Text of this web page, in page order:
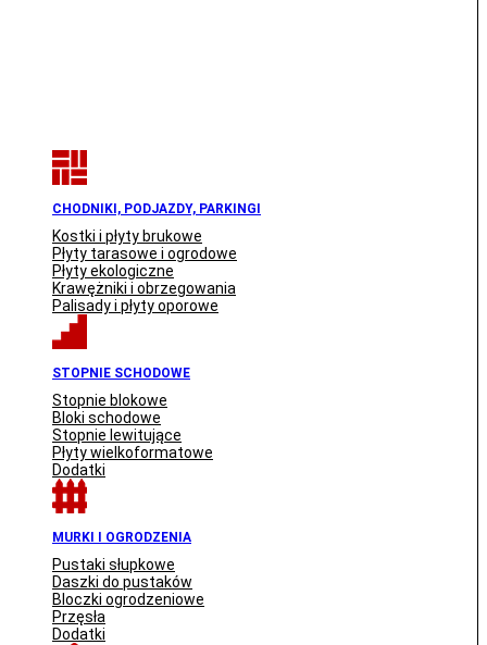
CHODNIKI, PODJAZDY, PARKINGI
Kostki i płyty brukowe
Płyty tarasowe i ogrodowe
Płyty ekologiczne
Krawężniki i obrzegowania
Palisady i płyty oporowe
STOPNIE SCHODOWE
Stopnie blokowe
Bloki schodowe
Stopnie lewitujące
Płyty wielkoformatowe
Dodatki
MURKI I OGRODZENIA
Pustaki słupkowe
Daszki do pustaków
Bloczki ogrodzeniowe
Przęsła
Dodatki